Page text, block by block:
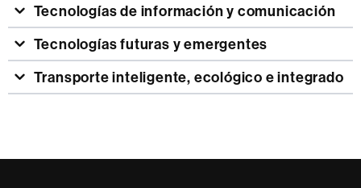
Tecnologías de información y comunicación
Tecnologías futuras y emergentes
Transporte inteligente, ecológico e integrado